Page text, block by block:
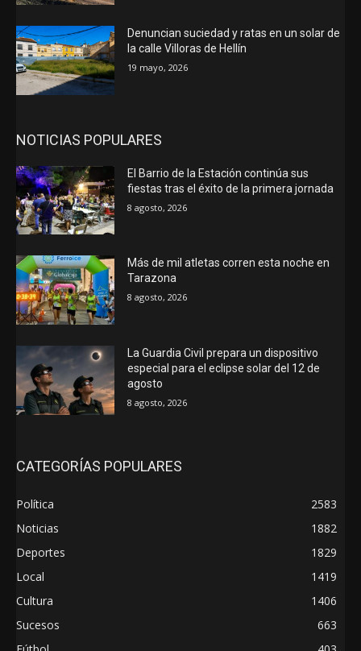
Denuncian suciedad y ratas en un solar de
la calle Villoras de Hellín
19 mayo, 2026
NOTICIAS POPULARES
El Barrio de la Estación continúa sus
fiestas tras el éxito de la primera jornada
8 agosto, 2026
Más de mil atletas corren esta noche en
Tarazona
8 agosto, 2026
La Guardia Civil prepara un dispositivo
especial para el eclipse solar del 12 de
agosto
8 agosto, 2026
CATEGORÍAS POPULARES
Política
2583
Noticias
1882
Deportes
1829
Local
1419
Cultura
1406
Sucesos
663